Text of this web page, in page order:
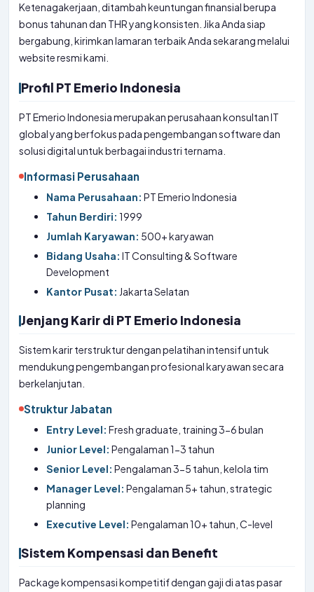
Ketenagakerjaan, ditambah keuntungan finansial berupa
bonus tahunan dan THR yang konsisten. Jika Anda siap
bergabung, kirimkan lamaran terbaik Anda sekarang melalui
website resmi kami.
Profil PT Emerio Indonesia
PT Emerio Indonesia merupakan perusahaan konsultan IT
global yang berfokus pada pengembangan software dan
solusi digital untuk berbagai industri ternama.
Informasi Perusahaan
Nama Perusahaan: PT Emerio Indonesia
Tahun Berdiri: 1999
Jumlah Karyawan: 500+ karyawan
Bidang Usaha: IT Consulting & Software
Development
Kantor Pusat: Jakarta Selatan
Jenjang Karir di PT Emerio Indonesia
Sistem karir terstruktur dengan pelatihan intensif untuk
mendukung pengembangan profesional karyawan secara
berkelanjutan.
Struktur Jabatan
Entry Level: Fresh graduate, training 3-6 bulan
Junior Level: Pengalaman 1-3 tahun
Senior Level: Pengalaman 3-5 tahun, kelola tim
Manager Level: Pengalaman 5+ tahun, strategic
planning
Executive Level: Pengalaman 10+ tahun, C-level
Sistem Kompensasi dan Benefit
Package kompensasi kompetitif dengan gaji di atas pasar